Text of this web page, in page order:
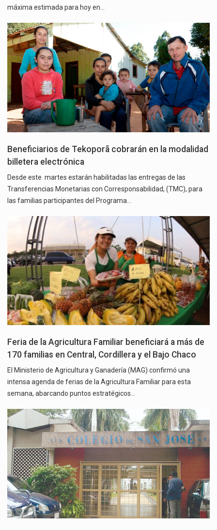
máxima estimada para hoy en…
Beneficiarios de Tekoporã cobrarán en la modalidad
billetera electrónica
Desde este martes estarán habilitadas las entregas de las
Transferencias Monetarias con Corresponsabilidad, (TMC), para
las familias participantes del Programa…
Feria de la Agricultura Familiar beneficiará a más de
170 familias en Central, Cordillera y el Bajo Chaco
El Ministerio de Agricultura y Ganadería (MAG) confirmó una
intensa agenda de ferias de la Agricultura Familiar para esta
semana, abarcando puntos estratégicos…